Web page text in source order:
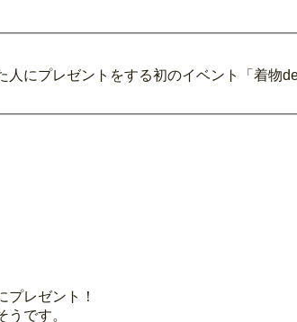
にプレゼントをする初のイベント「着物
レゼント！
です。